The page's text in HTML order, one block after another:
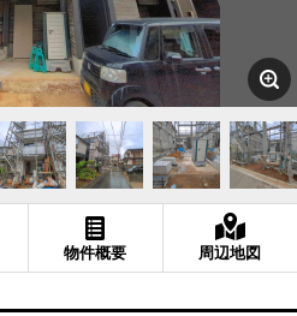
物件概要 周辺地図